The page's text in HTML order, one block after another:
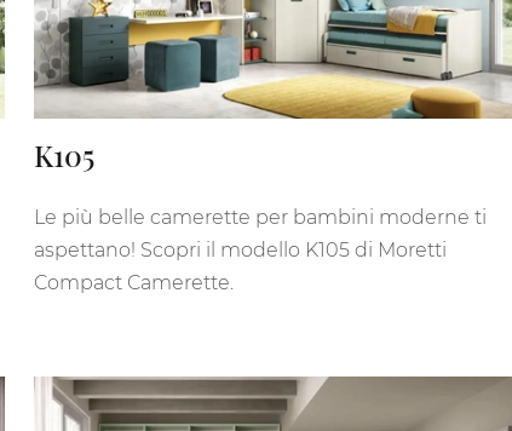
K105
Le più belle camerette per bambini moderne ti
aspettano! Scopri il modello K105 di Moretti
Compact Camerette.